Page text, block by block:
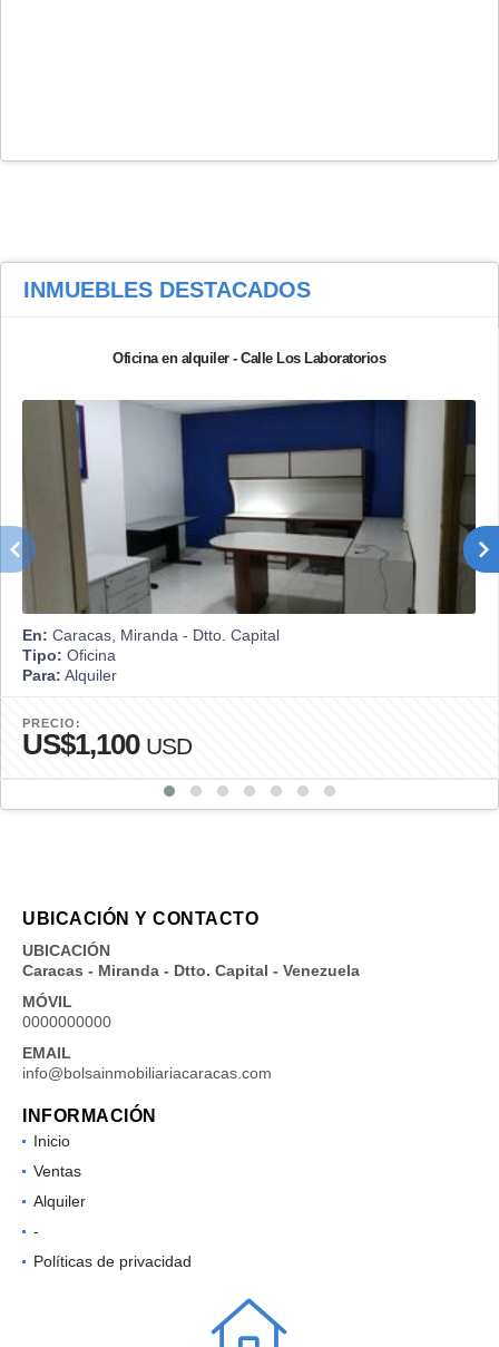
INMUEBLES DESTACADOS
Oficina en alquiler - Calle Los Laboratorios
En: Caracas, Miranda - Dtto. Capital
Tipo: Oficina
Para: Alquiler
PRECIO:
US$1,100 USD
UBICACIÓN Y CONTACTO
UBICACIÓN
Caracas - Miranda - Dtto. Capital - Venezuela
MÓVIL
0000000000
EMAIL
info@bolsainmobiliariacaracas.com
INFORMACIÓN
Inicio
Ventas
Alquiler
-
Políticas de privacidad